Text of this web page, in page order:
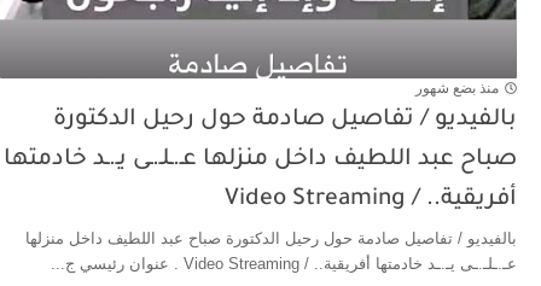
منذ بضع شهور
بالفيديو / تفاصيل صادمة حول رحيل الدكتورة
صباح عبد اللطيف داخل منزلها عـ.ـلـ.ـى يـ.ـد خادمتها
أفريقية.. / Video Streaming
بالفيديو / تفاصيل صادمة حول رحيل الدكتورة صباح عبد اللطيف داخل منزلها
عـ.ـلـ.ـى يـ.ـد خادمتها أفريقية.. / Video Streaming . عنوان رئيسي ج...